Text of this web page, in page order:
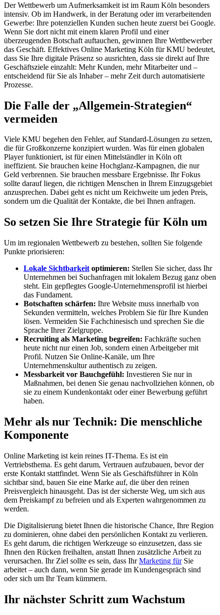
Der Wettbewerb um Aufmerksamkeit ist im Raum Köln besonders
intensiv. Ob im Handwerk, in der Beratung oder im verarbeitenden
Gewerbe: Ihre potenziellen Kunden suchen heute zuerst bei Google.
Wenn Sie dort nicht mit einem klaren Profil und einer
überzeugenden Botschaft auftauchen, gewinnen Ihre Wettbewerber
das Geschäft. Effektives Online Marketing Köln für KMU bedeutet,
dass Sie Ihre digitale Präsenz so ausrichten, dass sie direkt auf Ihre
Geschäftsziele einzahlt: Mehr Kunden, mehr Mitarbeiter und –
entscheidend für Sie als Inhaber – mehr Zeit durch automatisierte
Prozesse.
Die Falle der „Allgemein-Strategien“
vermeiden
Viele KMU begehen den Fehler, auf Standard-Lösungen zu setzen,
die für Großkonzerne konzipiert wurden. Was für einen globalen
Player funktioniert, ist für einen Mittelständler in Köln oft
ineffizient. Sie brauchen keine Hochglanz-Kampagnen, die nur
Geld verbrennen. Sie brauchen messbare Ergebnisse. Ihr Fokus
sollte darauf liegen, die richtigen Menschen in Ihrem Einzugsgebiet
anzusprechen. Dabei geht es nicht um Reichweite um jeden Preis,
sondern um die Qualität der Kontakte, die bei Ihnen anfragen.
So setzen Sie Ihre Strategie für Köln um
Um im regionalen Wettbewerb zu bestehen, sollten Sie folgende
Punkte priorisieren:
Lokale Sichtbarkeit optimieren: Stellen Sie sicher, dass Ihr
Unternehmen bei Suchanfragen mit lokalem Bezug ganz oben
steht. Ein gepflegtes Google-Unternehmensprofil ist hierbei
das Fundament.
Botschaften schärfen: Ihre Website muss innerhalb von
Sekunden vermitteln, welches Problem Sie für Ihre Kunden
lösen. Vermeiden Sie Fachchinesisch und sprechen Sie die
Sprache Ihrer Zielgruppe.
Recruiting als Marketing begreifen: Fachkräfte suchen
heute nicht nur einen Job, sondern einen Arbeitgeber mit
Profil. Nutzen Sie Online-Kanäle, um Ihre
Unternehmenskultur authentisch zu zeigen.
Messbarkeit vor Bauchgefühl: Investieren Sie nur in
Maßnahmen, bei denen Sie genau nachvollziehen können, ob
sie zu einem Kundenkontakt oder einer Bewerbung geführt
haben.
Mehr als nur Technik: Die menschliche
Komponente
Online Marketing ist kein reines IT-Thema. Es ist ein
Vertriebsthema. Es geht darum, Vertrauen aufzubauen, bevor der
erste Kontakt stattfindet. Wenn Sie als Geschäftsführer in Köln
sichtbar sind, bauen Sie eine Marke auf, die über den reinen
Preisvergleich hinausgeht. Das ist der sicherste Weg, um sich aus
dem Preiskampf zu befreien und als Experten wahrgenommen zu
werden.
Die Digitalisierung bietet Ihnen die historische Chance, Ihre Region
zu dominieren, ohne dabei den persönlichen Kontakt zu verlieren.
Es geht darum, die richtigen Werkzeuge so einzusetzen, dass sie
Ihnen den Rücken freihalten, anstatt Ihnen zusätzliche Arbeit zu
verursachen. Ihr Ziel sollte es sein, dass IhrMarketing fürSie
arbeitet – auch dann, wenn Sie gerade im Kundengespräch sind
oder sich um Ihr Team kümmern.
Ihr nächster Schritt zum Wachstum